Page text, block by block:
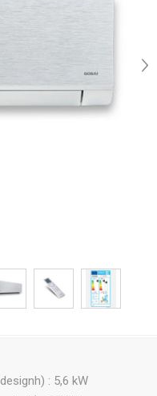
: 5,6 kW